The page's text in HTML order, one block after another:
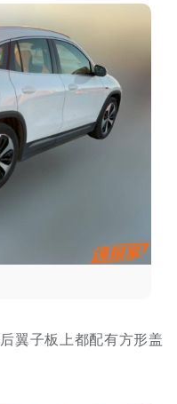
翼子板上都配有方形盖